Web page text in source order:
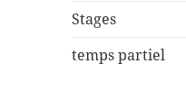
Stages
temps partiel